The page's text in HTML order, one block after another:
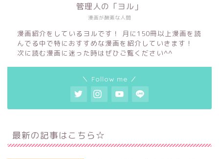
漫画が酸素な人間
管理人の「ヨル」
漫画紹介をしているヨルです！ 月に150冊以上漫画を読
んでる中で特におすすめな漫画を紹介していきます！
次に読む漫画に迷った時はぜひご覧ください^^
＼ Follow me ／
最新の記事はこちら☆